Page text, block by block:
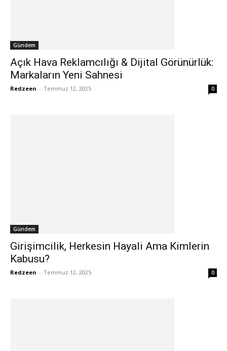
Gündem
Açık Hava Reklamcılığı & Dijital Görünürlük:
Markaların Yeni Sahnesi
Redzeen - Temmuz 12, 2025 0
Gündem
Girişimcilik, Herkesin Hayali Ama Kimlerin
Kabusu?
Redzeen - Temmuz 12, 2025 0